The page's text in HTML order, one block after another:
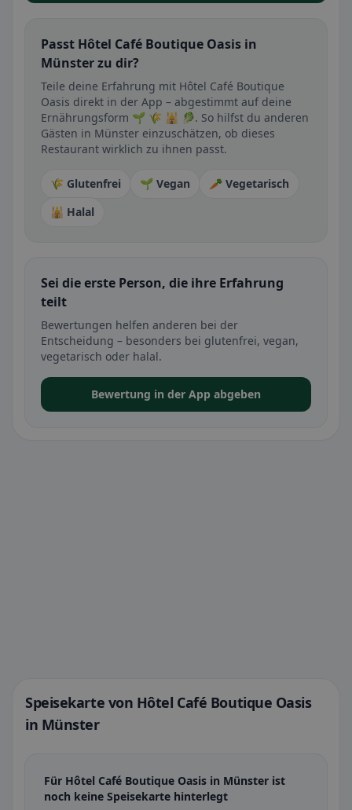
Passt Hôtel Café Boutique Oasis in
Münster zu dir?
Teile deine Erfahrung mit Hôtel Café Boutique
Oasis direkt in der App – abgestimmt auf deine
Ernährungsform 🌱 🌾 🕌 🥬. So hilfst du anderen
Gästen in Münster einzuschätzen, ob dieses
Restaurant wirklich zu ihnen passt.
🌾 Glutenfrei 🌱 Vegan
🥕 Vegetarisch
🕌 Halal
Sei die erste Person, die ihre Erfahrung
teilt
Bewertungen helfen anderen bei der
Entscheidung – besonders bei glutenfrei, vegan,
vegetarisch oder halal.
Bewertung in der App abgeben
Speisekarte von Hôtel Café Boutique Oasis
in Münster
Für Hôtel Café Boutique Oasis in Münster ist
noch keine Speisekarte hinterlegt